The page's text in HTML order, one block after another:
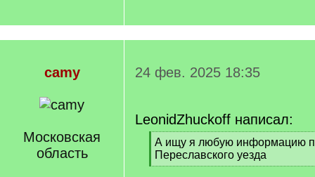
camy
Московская
область
24 фев. 2025 18:35
LeonidZhuckoff написал:
[
q
]
А ищу я любую информацию
Переславского уезда
[